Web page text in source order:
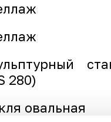
280)
овальная